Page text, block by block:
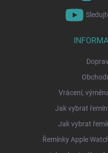
Vrácení,
Jak vybrat
Jak vybrat
Řemínky Apple